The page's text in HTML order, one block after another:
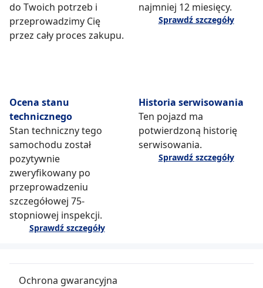
do Twoich potrzeb i
przeprowadzimy Cię
przez cały proces zakupu.
najmniej 12 miesięcy.
Sprawdź szczegóły
Ocena stanu
technicznego
Stan techniczny tego
samochodu został
pozytywnie
zweryfikowany po
przeprowadzeniu
szczegółowej 75-
stopniowej inspekcji.
Sprawdź szczegóły
Historia serwisowania
Ten pojazd ma
potwierdzoną historię
serwisowania.
Sprawdź szczegóły
Ochrona gwarancyjna